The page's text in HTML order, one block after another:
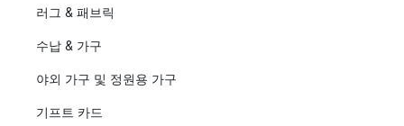
러그 & 패브릭
수납 & 가구
야외 가구 및 정원용 가구
기프트 카드